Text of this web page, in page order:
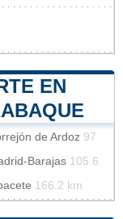
EN
de Ardoz 97
Barajas 105.6
166.2 km